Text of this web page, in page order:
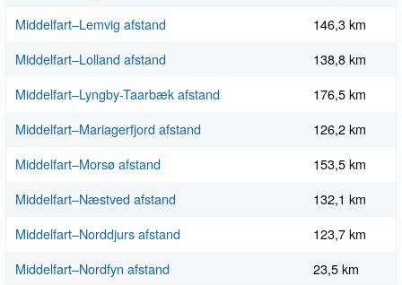
Middelfart–Lemvig afstand
146,3 km
Middelfart–Lolland afstand
138,8 km
Middelfart–Lyngby-Taarbæk afstand
176,5 km
Middelfart–Mariagerfjord afstand
126,2 km
Middelfart–Morsø afstand
153,5 km
Middelfart–Næstved afstand
132,1 km
Middelfart–Norddjurs afstand
123,7 km
Middelfart–Nordfyn afstand
23,5 km